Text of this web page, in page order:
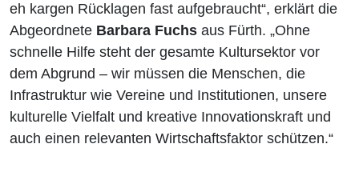
eh kargen Rücklagen fast aufgebraucht“, erklärt die
Abgeordnete Barbara Fuchs aus Fürth. „Ohne
schnelle Hilfe steht der gesamte Kultursektor vor
dem Abgrund – wir müssen die Menschen, die
Infrastruktur wie Vereine und Institutionen, unsere
kulturelle Vielfalt und kreative Innovationskraft und
auch einen relevanten Wirtschaftsfaktor schützen.“